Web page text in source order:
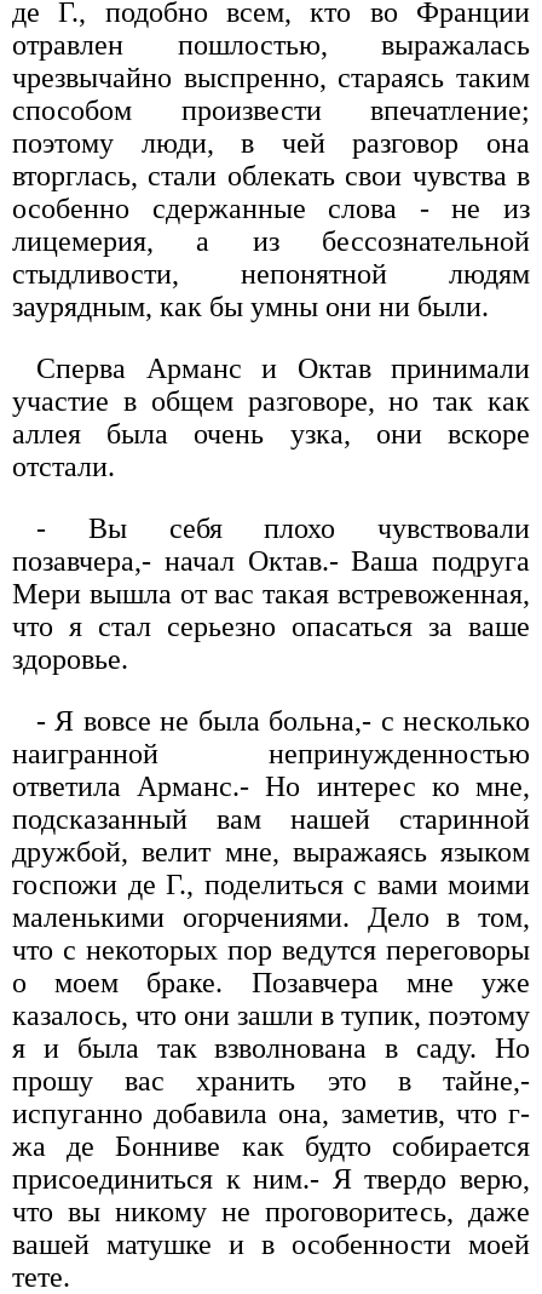
де Г., подобно всем, кто во Франции
отравлен пошлостью, выражалась
чрезвычайно выспренно, стараясь таким
способом произвести впечатление;
поэтому люди, в чей разговор она
вторглась, стали облекать свои чувства в
особенно сдержанные слова - не из
лицемерия, а из бессознательной
стыдливости, непонятной людям
заурядным, как бы умны они ни были.
Сперва Арманс и Октав принимали
участие в общем разговоре, но так как
аллея была очень узка, они вскоре
отстали.
- Вы себя плохо чувствовали
позавчера,- начал Октав.- Ваша подруга
Мери вышла от вас такая встревоженная,
что я стал серьезно опасаться за ваше
здоровье.
- Я вовсе не была больна,- с несколько
наигранной непринужденностью
ответила Арманс.- Но интерес ко мне,
подсказанный вам нашей старинной
дружбой, велит мне, выражаясь языком
госпожи де Г., поделиться с вами моими
маленькими огорчениями. Дело в том,
что с некоторых пор ведутся переговоры
о моем браке. Позавчера мне уже
казалось, что они зашли в тупик, поэтому
я и была так взволнована в саду. Но
прошу вас хранить это в тайне,-
испуганно добавила она, заметив, что г-
жа де Бонниве как будто собирается
присоединиться к ним.- Я твердо верю,
что вы никому не проговоритесь, даже
вашей матушке и в особенности моей
тете.